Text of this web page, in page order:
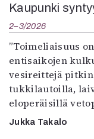
Kaupunki
2–3/2026
”Toimeliaisuus
entisaikojen
vesireittejä
tukkilautoilla,
eloperäisillä
Jukka Takalo